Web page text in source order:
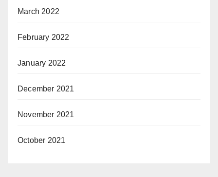
March 2022
February 2022
January 2022
December 2021
November 2021
October 2021